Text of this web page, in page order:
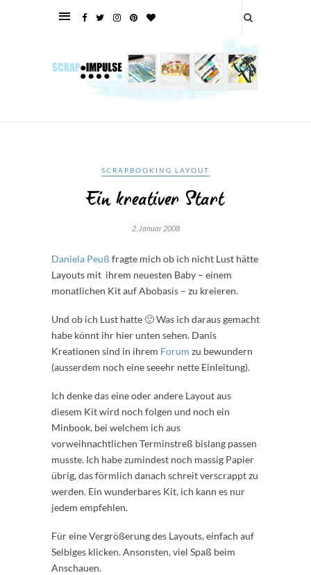
SCRAPBOOKING LAYOUT
Ein kreativer Start
2. Januar 2008
Daniela Peuß fragte mich ob ich nicht Lust hätte
Layouts mit ihrem neuesten Baby – einem
monatlichen Kit auf Abobasis – zu kreieren.
Und ob ich Lust hatte 🙂 Was ich daraus gemacht
habe könnt ihr hier unten sehen. Danis
Kreationen sind in ihrem Forum zu bewundern
(ausserdem noch eine seeehr nette Einleitung).
Ich denke das eine oder andere Layout aus
diesem Kit wird noch folgen und noch ein
Minbook, bei welchem ich aus
vorweihnachtlichen Terminstreß bislang passen
musste. Ich habe zumindest noch massig Papier
übrig, das förmlich danach schreit verscrappt zu
werden. Ein wunderbares Kit, ich kann es nur
jedem empfehlen.
Für eine Vergrößerung des Layouts, einfach auf
Selbiges klicken. Ansonsten, viel Spaß beim
Anschauen.